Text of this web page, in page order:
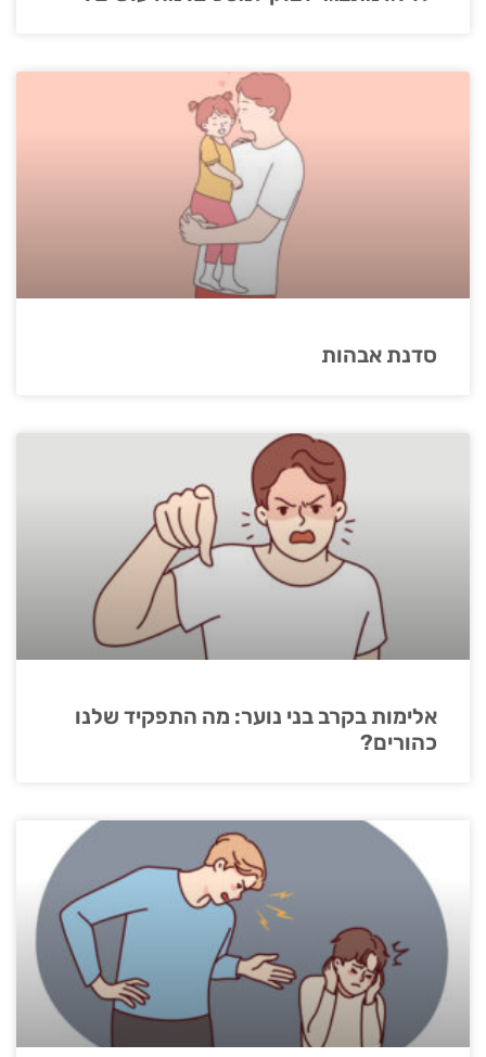
סדנת אבהות
אלימות בקרב בני נוער: מה התפקיד שלנו
כהורים?